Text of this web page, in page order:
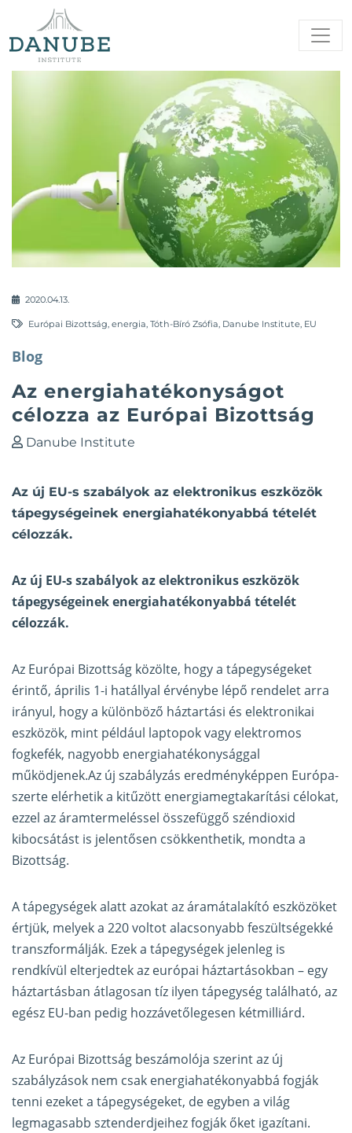
2020.04.13.
Európai Bizottság, energia, Tóth-Bíró Zsófia, Danube Institute, EU
Blog
Az energiahatékonyságot
célozza az Európai Bizottság
Danube Institute
Az új EU-s szabályok az elektronikus eszközök
tápegységeinek energiahatékonyabbá tételét
célozzák.
Az új EU-s szabályok az elektronikus eszközök
tápegységeinek energiahatékonyabbá tételét
célozzák.
Az Európai Bizottság közölte, hogy a tápegységeket
érintő, április 1-i hatállyal érvénybe lépő rendelet arra
irányul, hogy a különböző háztartási és elektronikai
eszközök, mint például laptopok vagy elektromos
fogkefék, nagyobb energiahatékonysággal
működjenek.Az új szabályzás eredményképpen Európa-
szerte elérhetik a kitűzött energiamegtakarítási célokat,
ezzel az áramtermeléssel összefüggő széndioxid
kibocsátást is jelentősen csökkenthetik, mondta a
Bizottság.
A tápegységek alatt azokat az áramátalakító eszközöket
értjük, melyek a 220 voltot alacsonyabb feszültségekké
transzformálják. Ezek a tápegységek jelenleg is
rendkívül elterjedtek az európai háztartásokban – egy
háztartásban átlagosan tíz ilyen tápegység található, az
egész EU-ban pedig hozzávetőlegesen kétmilliárd.
Az Európai Bizottság beszámolója szerint az új
szabályzások nem csak energiahatékonyabbá fogják
tenni ezeket a tápegységeket, de egyben a világ
legmagasabb sztenderdjeihez fogják őket igazítani.